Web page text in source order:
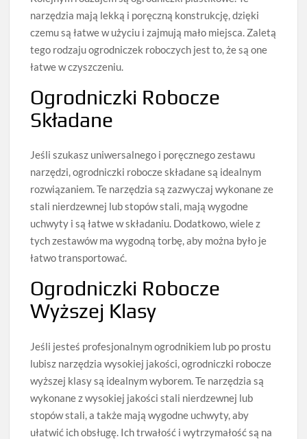
narzędzia mają lekką i poręczną konstrukcję, dzięki
czemu są łatwe w użyciu i zajmują mało miejsca. Zaletą
tego rodzaju ogrodniczek roboczych jest to, że są one
łatwe w czyszczeniu.
Ogrodniczki Robocze
Składane
Jeśli szukasz uniwersalnego i poręcznego zestawu
narzędzi, ogrodniczki robocze składane są idealnym
rozwiązaniem. Te narzędzia są zazwyczaj wykonane ze
stali nierdzewnej lub stopów stali, mają wygodne
uchwyty i są łatwe w składaniu. Dodatkowo, wiele z
tych zestawów ma wygodną torbę, aby można było je
łatwo transportować.
Ogrodniczki Robocze
Wyższej Klasy
Jeśli jesteś profesjonalnym ogrodnikiem lub po prostu
lubisz narzędzia wysokiej jakości, ogrodniczki robocze
wyższej klasy są idealnym wyborem. Te narzędzia są
wykonane z wysokiej jakości stali nierdzewnej lub
stopów stali, a także mają wygodne uchwyty, aby
ułatwić ich obsługę. Ich trwałość i wytrzymałość są na